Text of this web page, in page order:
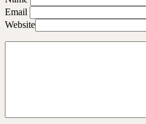
Email
Website